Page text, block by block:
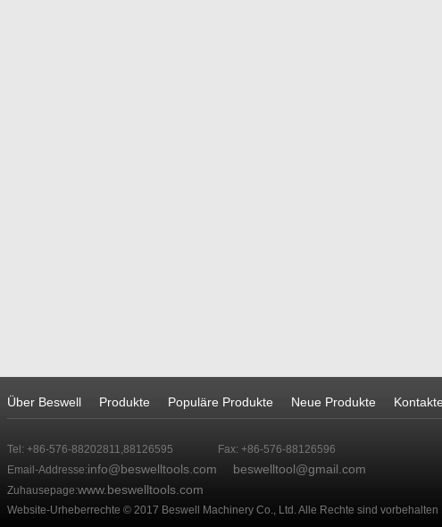
Über Beswell Produkte Populäre Produkte Neue Produkte
Tel: +86-576-88202811,88126595
Fax: +86-576-88126596
Email-Addresse:info@beswelltools.com beswelltool@gmail.com
Zuhausepage:www.beswelltools.com
Website-Urheberrechte © 2017 Beswell Machinery Co., Ltd. Alle Rechte sind vorbehalten